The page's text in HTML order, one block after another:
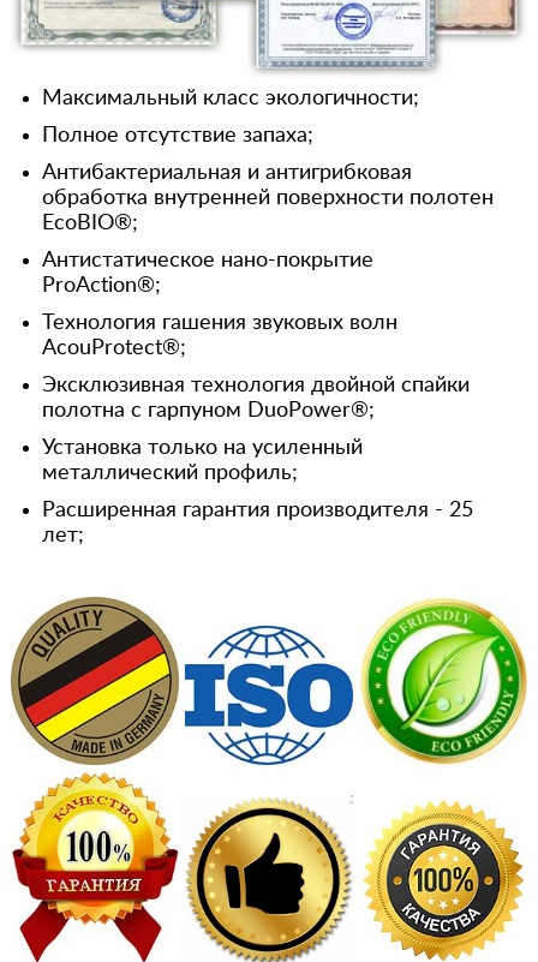
Максимальный класс экологичности;
Полное отсутствие запаха;
Антибактериальная и антигрибковая
обработка внутренней поверхности полотен
EcoBIO®;
Антистатическое нано-покрытие
ProAction®;
Технология гашения звуковых волн
AcouProtect®;
Эксклюзивная технология двойной спайки
полотна с гарпуном DuoPower®;
Установка только на усиленный
металлический профиль;
Расширенная гарантия производителя - 25
лет;